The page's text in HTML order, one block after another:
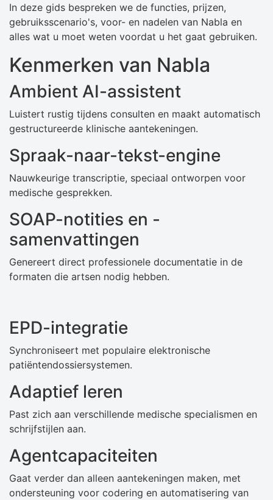
In deze gids bespreken we de functies, prijzen,
gebruiksscenario's, voor- en nadelen van Nabla en
alles wat u moet weten voordat u het gaat gebruiken.
Kenmerken van Nabla
Ambient AI-assistent
Luistert rustig tijdens consulten en maakt automatisch
gestructureerde klinische aantekeningen.
Spraak-naar-tekst-engine
Nauwkeurige transcriptie, speciaal ontworpen voor
medische gesprekken.
SOAP-notities en -
samenvattingen
Genereert direct professionele documentatie in de
formaten die artsen nodig hebben.
EPD-integratie
Synchroniseert met populaire elektronische
patiëntendossiersystemen.
Adaptief leren
Past zich aan verschillende medische specialismen en
schrijfstijlen aan.
Agentcapaciteiten
Gaat verder dan alleen aantekeningen maken, met
ondersteuning voor codering en automatisering van